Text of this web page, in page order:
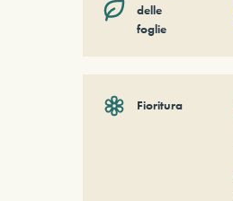
delle
foglie
Fioritura